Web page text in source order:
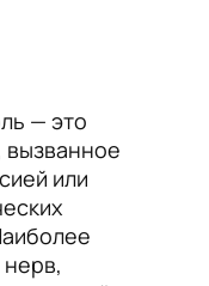
— это
вызванное
или